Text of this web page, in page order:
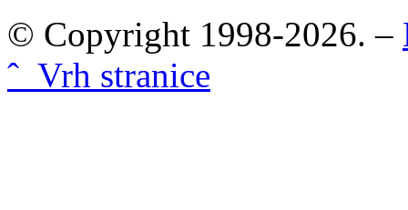
© Copyright 1998-2026. –
ˆ Vrh stranice